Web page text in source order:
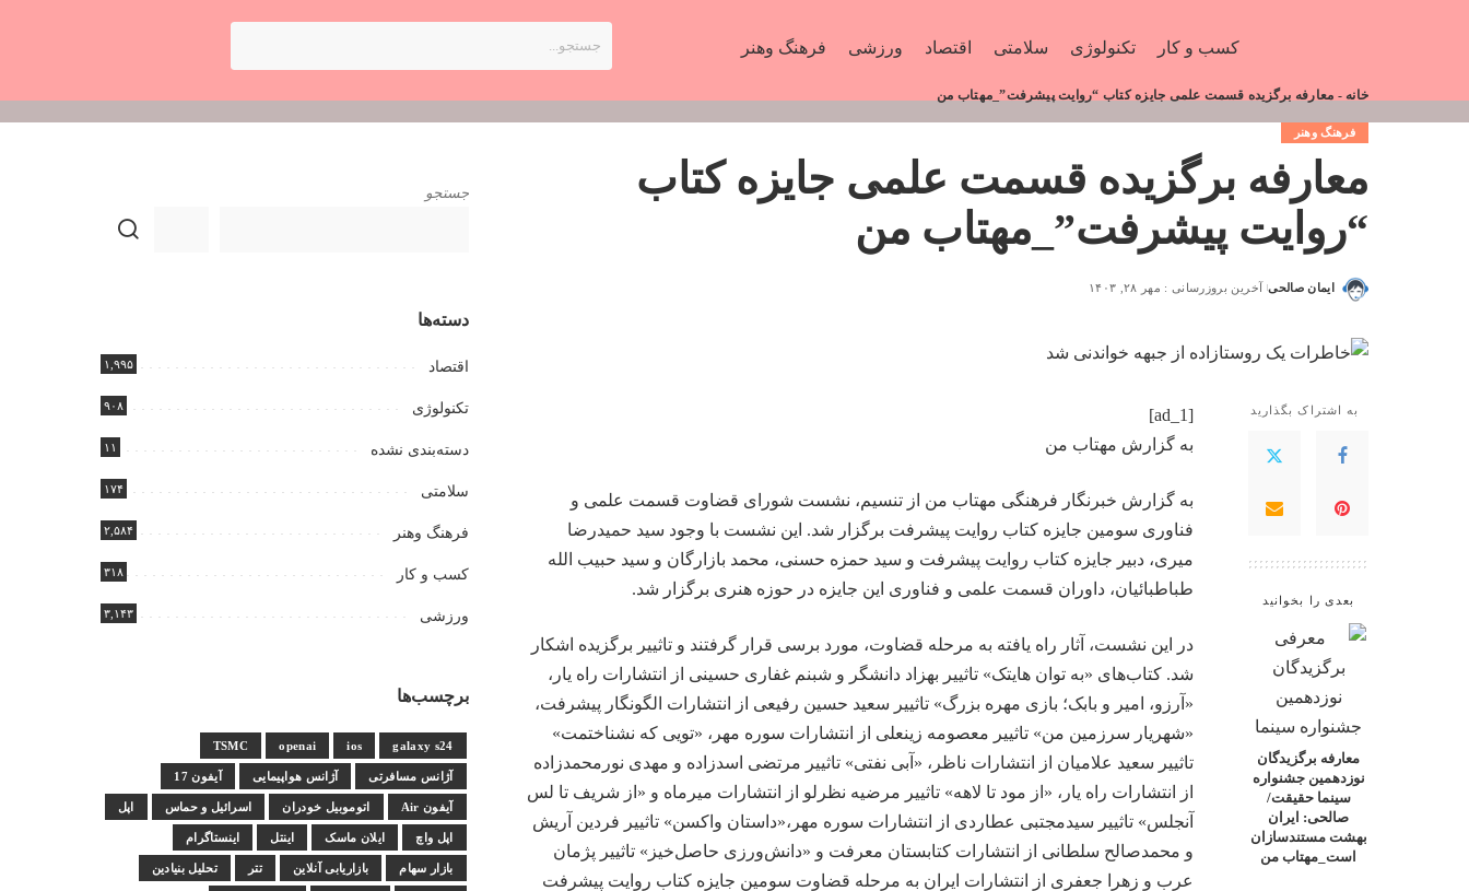
کسب و کار تکنولوژی سلامتی اقتصاد ورزشی فرهنگ وهنر
خانه - معارفه برگزیده قسمت علمی جایزه کتاب “روایت پیشرفت”_مهتاب من
فرهنگ وهنر
معارفه برگزیده قسمت علمی جایزه کتاب
“روایت پیشرفت”_مهتاب من
ایمان صالحی آخرین بروزرسانی : مهر ۲۸, ۱۴۰۳
به اشتراک بگذارید
بعدی را بخوانید
معارفه برگزیدگان
نوزدهمین جشنواره
سینما حقیقت/
صالحی: ایران
بهشت مستندسازان
است_مهتاب من
[ad_1]
به گزارش مهتاب من
به گزارش خبرنگار فرهنگی مهتاب من از تنسیم، نشست شورای قضاوت قسمت علمی و
فناوری سومین جایزه کتاب روایت پیشرفت برگزار شد. این نشست با وجود سید حمیدرضا
میری، دبیر جایزه کتاب روایت پیشرفت و سید حمزه حسنی، محمد بازارگان و سید حبیب الله
طباطبائیان، داوران قسمت علمی و فناوری این جایزه در حوزه هنری برگزار شد.
در این نشست، آثار راه یافته به مرحله قضاوت، مورد برسی قرار گرفتند و تاثییر برگزیده اشکار
شد. کتاب‌های «به توان هایتک» تاثییر بهزاد دانشگر و شبنم غفاری حسینی از انتشارات راه یار،
«آرزو، امیر و بابک؛ بازی مهره بزرگ» تاثییر سعید حسین رفیعی از انتشارات الگونگار پیشرفت،
«شهریار سرزمین من» تاثییر معصومه زینعلی از انتشارات سوره مهر، «تویی که نشناختمت»
تاثییر سعید علامیان از انتشارات ناظر، «آبی نفتی» تاثییر مرتضی اسدزاده و مهدی نورمحمدزاده
از انتشارات راه یار، «از مود تا لاهه» تاثییر مرضیه نظرلو از انتشارات میرماه و «از شریف تا لس
آنجلس» تاثییر سیدمجتبی عطاردی از انتشارات سوره مهر،«داستان واکسن» تاثییر فردین آریش
و محمدصالح سلطانی از انتشارات کتابستان معرفت و «دانش‌ورزی حاصل‌خیز» تاثییر پژمان
عرب و زهرا جعفری از انتشارات ایران به مرحله‌ قضاوت سومین جایزه کتاب روایت پیشرفت
جستجو
دسته‌ها
اقتصاد ۱,۹۹۵
تکنولوژی ۹۰۸
دسته‌بندی نشده ۱۱
سلامتی ۱۷۴
فرهنگ وهنر ۲,۵۸۴
کسب و کار ۳۱۸
ورزشی ۳,۱۴۳
برچسب‌ها
galaxy s24
ios
openai
TSMC
آژانس مسافرتی آژانس هواپیمایی آیفون 17
آیفون Air اتوموبیل خودران اسرائیل و حماس اپل
اپل واچ ایلان ماسک اینتل اینستاگرام
بازار سهام بازاریابی آنلاین تتر تحلیل بنیادین